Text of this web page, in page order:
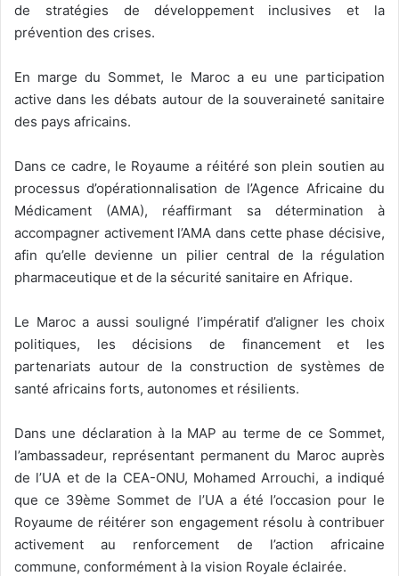
de stratégies de développement inclusives et la
prévention des crises.
En marge du Sommet, le Maroc a eu une participation
active dans les débats autour de la souveraineté sanitaire
des pays africains.
Dans ce cadre, le Royaume a réitéré son plein soutien au
processus d’opérationnalisation de l’Agence Africaine du
Médicament (AMA), réaffirmant sa détermination à
accompagner activement l’AMA dans cette phase décisive,
afin qu’elle devienne un pilier central de la régulation
pharmaceutique et de la sécurité sanitaire en Afrique.
Le Maroc a aussi souligné l’impératif d’aligner les choix
politiques, les décisions de financement et les
partenariats autour de la construction de systèmes de
santé africains forts, autonomes et résilients.
Dans une déclaration à la MAP au terme de ce Sommet,
l’ambassadeur, représentant permanent du Maroc auprès
de l’UA et de la CEA-ONU, Mohamed Arrouchi, a indiqué
que ce 39ème Sommet de l’UA a été l’occasion pour le
Royaume de réitérer son engagement résolu à contribuer
activement au renforcement de l’action africaine
commune, conformément à la vision Royale éclairée.